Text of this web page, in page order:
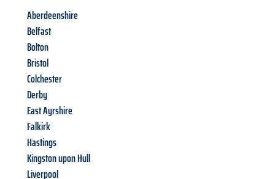
Aberdeenshire
Belfast
Bolton
Bristol
Colchester
Derby
East Ayrshire
Falkirk
Hastings
Kingston upon Hull
Liverpool